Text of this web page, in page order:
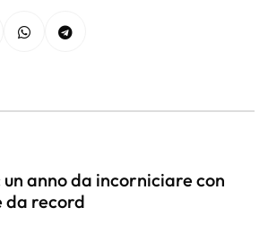
anno da incorniciare con
da record